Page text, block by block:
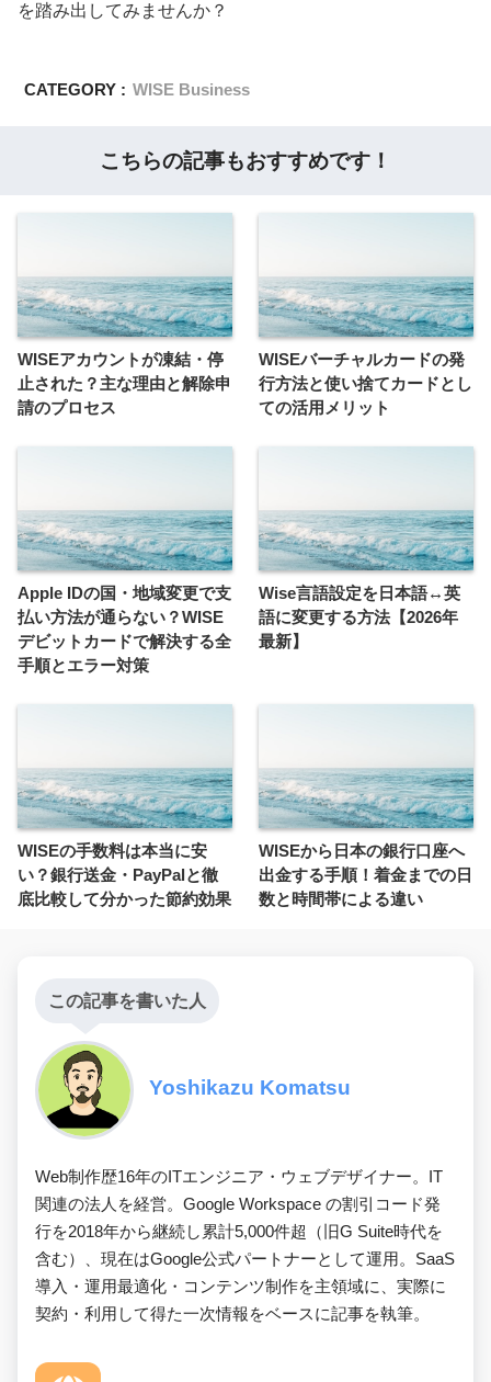
を踏み出してみませんか？
CATEGORY : WISE Business
こちらの記事もおすすめです！
WISEアカウントが凍結・停
止された？主な理由と解除申
請のプロセス
WISEバーチャルカードの発
行方法と使い捨てカードとし
ての活用メリット
Apple IDの国・地域変更で支
払い方法が通らない？WISE
デビットカードで解決する全
手順とエラー対策
Wise言語設定を日本語↔英
語に変更する方法【2026年
最新】
WISEの手数料は本当に安
い？銀行送金・PayPalと徹
底比較して分かった節約効果
WISEから日本の銀行口座へ
出金する手順！着金までの日
数と時間帯による違い
この記事を書いた人
Yoshikazu Komatsu
Web制作歴16年のITエンジニア・ウェブデザイナー。IT
関連の法人を経営。Google Workspace の割引コード発
行を2018年から継続し累計5,000件超（旧G Suite時代を
含む）、現在はGoogle公式パートナーとして運用。SaaS
導入・運用最適化・コンテンツ制作を主領域に、実際に
契約・利用して得た一次情報をベースに記事を執筆。